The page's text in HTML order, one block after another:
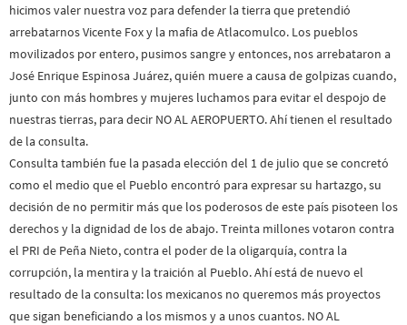
hicimos valer nuestra voz para defender la tierra que pretendió
arrebatarnos Vicente Fox y la mafia de Atlacomulco. Los pueblos
movilizados por entero, pusimos sangre y entonces, nos arrebataron a
José Enrique Espinosa Juárez, quién muere a causa de golpizas cuando,
junto con más hombres y mujeres luchamos para evitar el despojo de
nuestras tierras, para decir NO AL AEROPUERTO. Ahí tienen el resultado
de la consulta.
Consulta también fue la pasada elección del 1 de julio que se concretó
como el medio que el Pueblo encontró para expresar su hartazgo, su
decisión de no permitir más que los poderosos de este país pisoteen los
derechos y la dignidad de los de abajo. Treinta millones votaron contra
el PRI de Peña Nieto, contra el poder de la oligarquía, contra la
corrupción, la mentira y la traición al Pueblo. Ahí está de nuevo el
resultado de la consulta: los mexicanos no queremos más proyectos
que sigan beneficiando a los mismos y a unos cuantos. NO AL